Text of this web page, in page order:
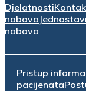
Djelatnosti
nabava
nabava
Pristup
pacijenata